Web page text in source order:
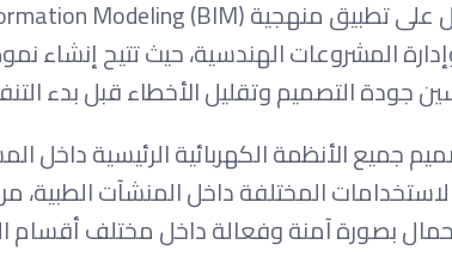
المشروعات الهندسية، حيث تتيح إنشاء
جودة التصميم وتقليل الأخطاء قبل بدء
جميع الأنظمة الكهربائية الرئيسية داخل
المختلفة داخل المنشآت الطبية،
بصورة آمنة وفعالة داخل مختلف أقسام